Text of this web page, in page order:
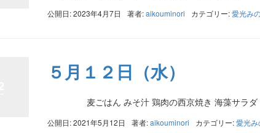
公開日: 2023年4月7日 著者:aikouminori カテゴリー:愛光み
５月１２日（水）
麦ごはん みそ汁 鶏肉の西京焼き 海藻サラダ
公開日: 2021年5月12日 著者:aikouminori カテゴリー:愛光